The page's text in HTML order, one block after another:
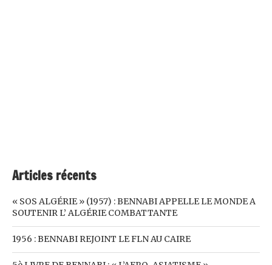
Articles récents
« SOS ALGÉRIE » (1957) : BENNABI APPELLE LE MONDE A
SOUTENIR L’ ALGÉRIE COMBATTANTE
1956 : BENNABI REJOINT LE FLN AU CAIRE